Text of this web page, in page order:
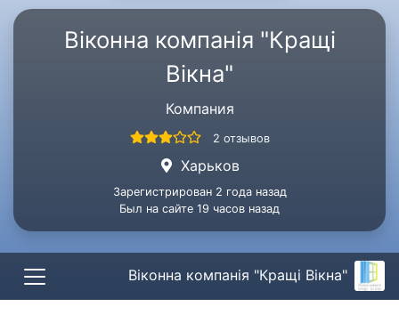
Віконна компанія "Кращі
Вікна"
Компания
2 отзывов
Харьков
Зарегистрирован 2 года назад
Был на сайте 19 часов назад
Віконна компанія "Кращі Вікна"